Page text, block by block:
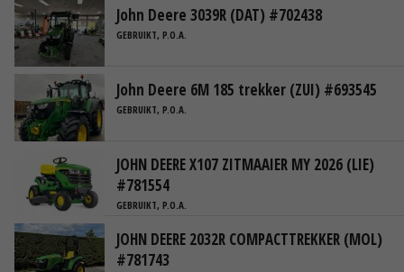
John Deere 3039R (DAT) #702438
GEBRUIKT, P.O.A.
John Deere 6M 185 trekker (ZUI) #693545
GEBRUIKT, P.O.A.
JOHN DEERE X107 ZITMAAIER MY 2026 (LIE)
#781554
GEBRUIKT, P.O.A.
JOHN DEERE 2032R COMPACTTREKKER (MOL)
#781743